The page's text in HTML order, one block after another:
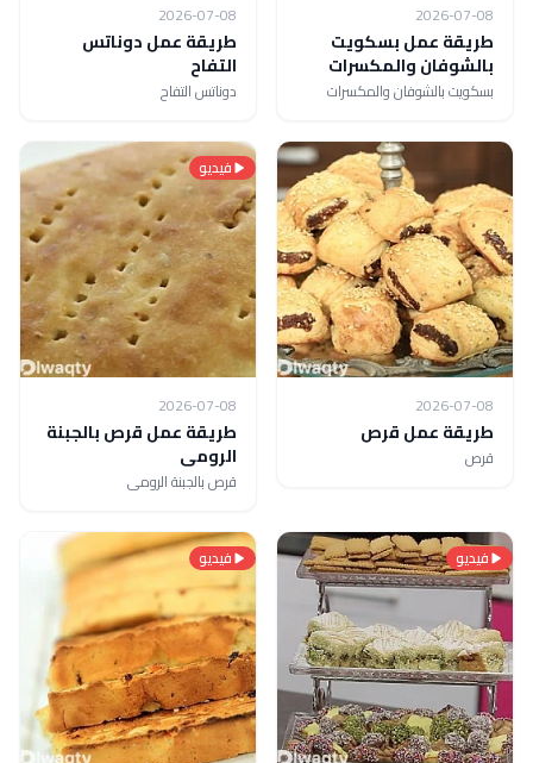
2026-07-08
طريقة عمل بسكويت
بالشوفان والمكسرات
بسكويت بالشوفان والمكسرات
2026-07-08
طريقة عمل دوناتس
التفاح
دوناتس التفاح
2026-07-08
طريقة عمل قرص
قرص
فيديو
2026-07-08
طريقة عمل قرص بالجبنة
الرومى
قرص بالجبنة الرومى
فيديو فيديو